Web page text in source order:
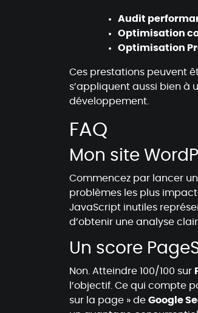
Audit
Optimisation
Optimisation
Ces prestations peuvent
s’appliquent aussi bien à
développement.
FAQ
Mon site
Commencez par lancer
problèmes les plus
JavaScript inutiles
d’obtenir une analyse
Un score
Non. Atteindre 100/100 sur
l’objectif. Ce qui compte
sur la page » de Google